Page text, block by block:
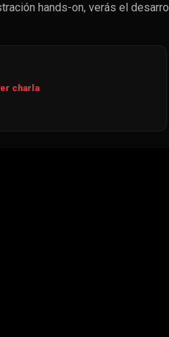
hands-on, verás el
charla